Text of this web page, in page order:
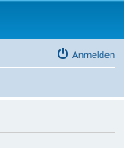
Anmelden